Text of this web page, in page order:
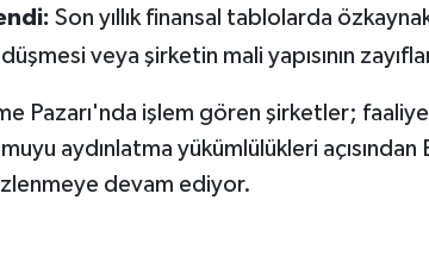
Son yıllık finansal tablolarda
veya şirketin mali yapısının
Pazarı'nda işlem gören şirketler;
aydınlatma yükümlülükleri
devam ediyor.